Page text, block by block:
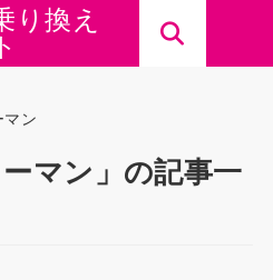
り換え
マン
ーマン」の記事一